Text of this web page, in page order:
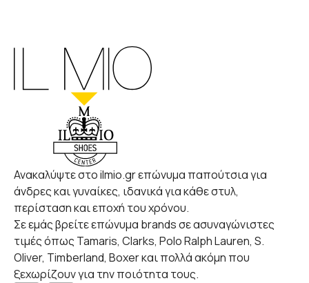
Ανακαλύψτε στο ilmio.gr επώνυμα παπούτσια για
άνδρες και γυναίκες, ιδανικά για κάθε στυλ,
περίσταση και εποχή του χρόνου.
Σε εμάς βρείτε επώνυμα brands σε ασυναγώνιστες
τιμές όπως Tamaris, Clarks, Polo Ralph Lauren, S.
Oliver, Timberland, Boxer και πολλά ακόμη που
ξεχωρίζουν για την ποιότητα τους.